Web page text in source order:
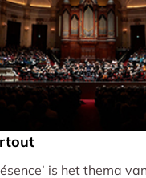
is het thema